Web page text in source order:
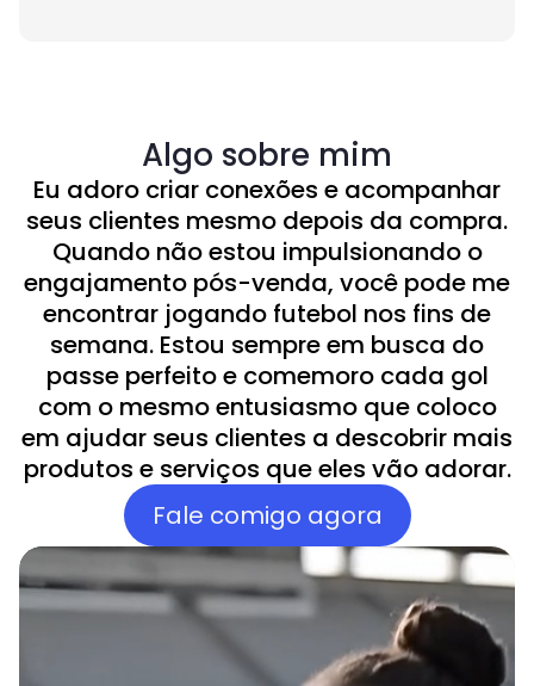
Algo sobre mim
Eu adoro criar conexões e acompanhar
seus clientes mesmo depois da compra.
Quando não estou impulsionando o
engajamento pós-venda, você pode me
encontrar jogando futebol nos fins de
semana. Estou sempre em busca do
passe perfeito e comemoro cada gol
com o mesmo entusiasmo que coloco
em ajudar seus clientes a descobrir mais
produtos e serviços que eles vão adorar.
Fale comigo agora